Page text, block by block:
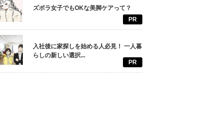
ズボラ女子でもOKな美脚ケアって？
PR
入社後に家探しを始める人必見！ 一人暮
らしの新しい選択...
PR